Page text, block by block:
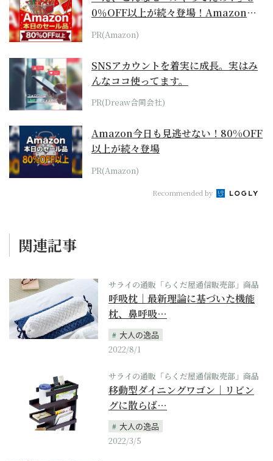
0％OFF以上が続々登場！Amazonの
本気が...
PR(Amazon)
SNSアカウントを着実に成長。実はみ
んなココ使ってます。
PR(Dreaw合同会社)
Amazon今日も見逃せない！80%OFF
以上が続々登場
PR(Amazon)
Recommended by
関連記事
サライの通販「らくだ屋通信販売部」商品
呼吸枕｜最新理論に基づいた機能
枕、鼻呼吸…
大人の逸品
2022/8/1
サライの通販「らくだ屋通信販売部」商品
移動型ダイニングワゴン｜リビン
グに散らば…
大人の逸品
2022/3/5